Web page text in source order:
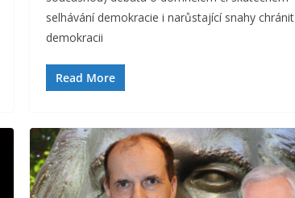
selhávání demokracie i narůstající snahy chránit
demokracii
Read More